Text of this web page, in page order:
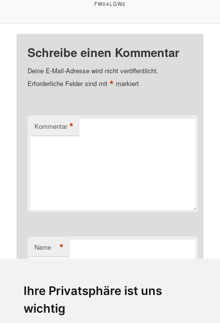
Ihre Privatsphäre ist uns
wichtig
FW04LGW2
Schreibe einen Kommentar
Deine E-Mail-Adresse wird nicht veröffentlicht.
Erforderliche Felder sind mit* markiert
Kommentar *
Name *
E-Mail-Adresse *